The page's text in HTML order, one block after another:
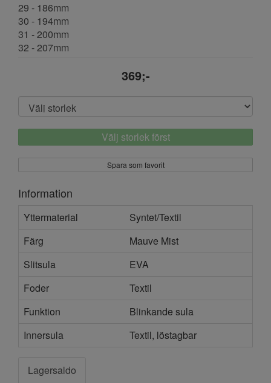
29 - 186mm
30 - 194mm
31 - 200mm
32 - 207mm
369;-
Välj storlek först
Spara som favorit
Information
Yttermaterial
Syntet/Textil
Färg
Mauve Mist
Slitsula
EVA
Foder
Textil
Funktion
Blinkande sula
Innersula
Textil, löstagbar
Lagersaldo